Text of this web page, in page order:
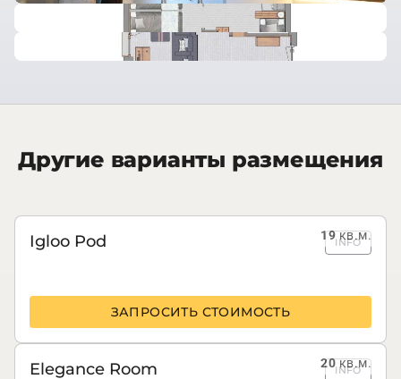
Другие варианты размещения
19кв.м.
Igloo Pod INFO
ЗАПРОСИТЬ СТОИМОСТЬ
20кв.м.
Elegance Room INFO